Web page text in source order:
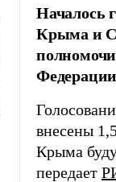
Началось
Крыма и
внесены
Крыма
передает